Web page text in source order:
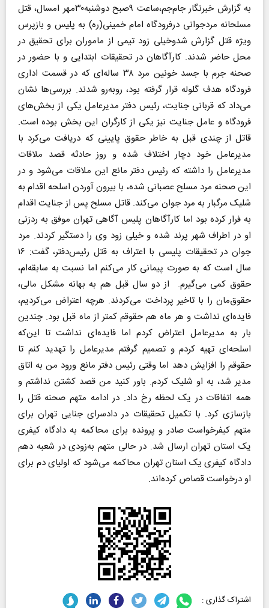
به گزارش خبرنگار جام‌جم،ساعت ۹صبح دوشنبه۳۰مهر امسال، قتل
مسلحانه مردجوانی درفرودگاه امام خمینی(ره) به پلیس و بازپرس
ویژه قتل گزارش شدوخیلی زود تیمی از ماموران برای تحقیق در
محل حاضر شدند. کارآگاهان در تحقیقات ابتدایی و با حضور در
صحنه جرم با جسد خونین مرد ۳۸ ساله‌ای که در قسمت اداری
فرودگاه هدف گلوله قرار گرفته بود، روبه‌رو شدند. بررسی‌ها نشان
می‌داد که قربانی جنایت، رئیس دفتر مدیرعامل یکی از بخش‌های
فرودگاه و عامل جنایت نیز یکی از کارگران این بخش بوده است.
قاتل از چندی قبل به خاطر حقوق پایینی که دریافت می‌کرد با
مدیرعامل خود دچار اختلاف شده و روز حادثه قصد ملاقات
مدیرعامل را داشته که رئیس دفتر مانع این ملاقات می‌شود و در
این صحنه مرد مسلح عصبانی شده، با بیرون آوردن اسلحه اقدام به
شلیک مرگبار به مرد جوان می‌کند. قاتل مسلح پس از جنایت اقدام
به فرار کرده بود اما کارآگاهان پلیس آگاهی تهران موفق به ردزنی
او در اطراف شهر پرند شده و خیلی زود وی را دستگیر کردند. مرد
جوان در تحقیقات پلیسی با اعتراف به قتل رئیس‌دفتر، گفت: ۱۶
سال است که به صورت پیمانی کار می‌کنم اما نسبت به سابقه‌ام،
حقوق کمی می‌گیرم. از دو سال قبل هم به بهانه مشکل مالی،
حقوق‌مان را با تاخیر پرداخت می‌کردند. هرچه اعتراض می‌کردیم،
فایده‌ای نداشت و هر ماه هم حقوقم کمتر از ماه قبل بود. چندین
بار به مدیرعامل اعتراض کردم اما فایده‌ای نداشت تا این‌که
اسلحه‌ای تهیه کردم و تصمیم گرفتم مدیرعامل را تهدید کنم تا
حقوقم را افزایش دهد اما وقتی رئیس دفتر مانع ورود من به اتاق
مدیر شد، به او شلیک کردم. باور کنید من قصد کشتن نداشتم و
همه اتفاقات در یک لحظه رخ داد. در ادامه متهم صحنه قتل را
بازسازی کرد. با تکمیل تحقیقات در دادسرای جنایی تهران برای
متهم کیفرخواست صادر و پرونده برای محاکمه به دادگاه کیفری
یک استان تهران ارسال شد. در حالی متهم‌ به‌زودی در شعبه دهم
دادگاه کیفری یک استان تهران محاکمه می‌شود که اولیای دم برای
او درخواست قصاص کرده‌اند.
اشتراک گذاری :